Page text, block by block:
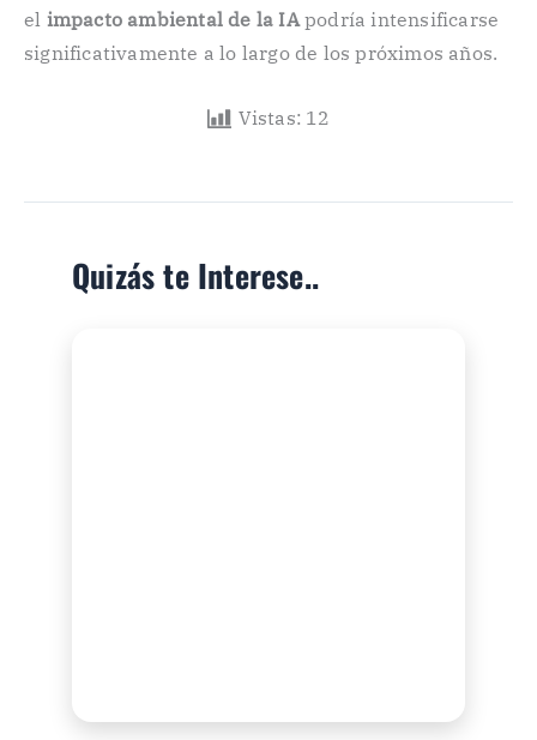
el impacto ambiental de la IApodría intensificarse
significativamente a lo largo de los próximos años.
Vistas: 12
Quizás te Interese..